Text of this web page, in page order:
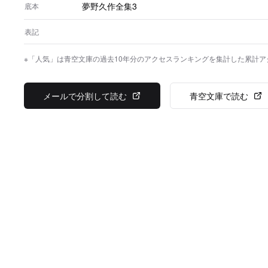
底本 夢野久作全集3
表記
※「人気」は青空文庫の過去10年分のアクセスランキングを集計した累計ア
メールで分割して読む 青空文庫で読む